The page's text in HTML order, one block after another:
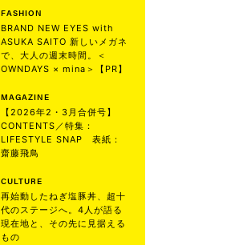
FASHION
BRAND NEW EYES with
ASUKA SAITO 新しいメガネ
で、大人の週末時間。＜
OWNDAYS × mina＞【PR】
MAGAZINE
【2026年2・3月合併号】
CONTENTS／特集：
LIFESTYLE SNAP 表紙：
齋藤飛鳥
CULTURE
再始動したねぎ塩豚丼、超十
代のステージへ。4人が語る
現在地と、その先に見据える
もの